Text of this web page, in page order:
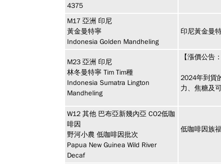
4375
M17 亞洲 印尼
黃金曼特寧
Indonesia Golden Mandheling
印尼黃金曼
M23 亞洲 印尼
林冬曼特寧 Tim Tim種
Indonesia Sumatra Lington
Mandheling
【漲價公告
2024年到貨
力、焦糖及
W12 其他 巴布亞新幾內亞 CO2低咖
啡因
野河小農 低咖啡因批次
Papua New Guinea Wild River
Decaf
低咖啡因族